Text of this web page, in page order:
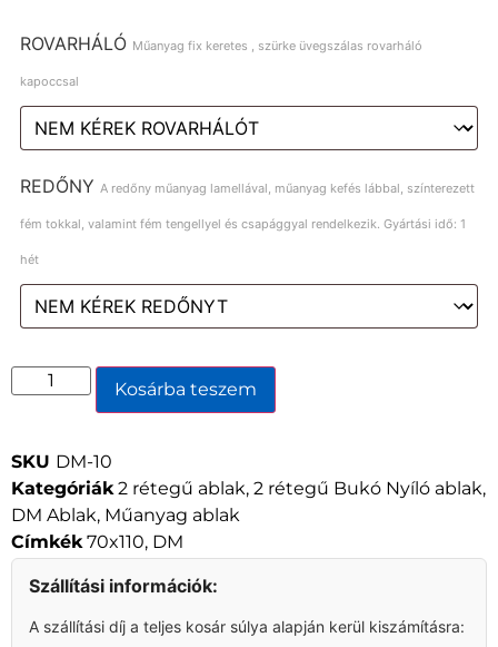
ROVARHÁLÓ Műanyag fix keretes , szürke üvegszálas rovarháló
kapoccsal
REDŐNY A redőny műanyag lamellával, műanyag kefés lábbal, színterezett
fém tokkal, valamint fém tengellyel és csapággyal rendelkezik. Gyártási idő: 1
hét
Kosárba teszem
SKU DM-10
Kategóriák 2 rétegű ablak, 2 rétegű Bukó Nyíló ablak,
DM Ablak, Műanyag ablak
Címkék 70x110, DM
Szállítási információk:
A szállítási díj a teljes kosár súlya alapján kerül kiszámításra: